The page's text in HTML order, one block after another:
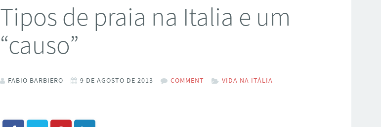
Tipos de praia na Italia e um
“causo”
FABIO BARBIERO 9 DE AGOSTO DE 2013 COMMENT VIDA NA ITÁLIA